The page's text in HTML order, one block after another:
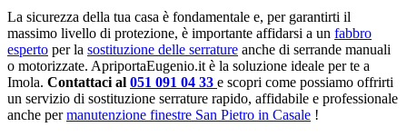
La sicurezza della tua casa è fondamentale e, per garantirti il
massimo livello di protezione, è importante affidarsi a un fabbro
esperto per la sostituzione delle serrature anche di serrande manuali
o motorizzate. ApriportaEugenio.it è la soluzione ideale per te a
Imola. Contattaci al 051 091 04 33 e scopri come possiamo offrirti
un servizio di sostituzione serrature rapido, affidabile e professionale
anche permanutenzione finestre San Pietro in Casale !